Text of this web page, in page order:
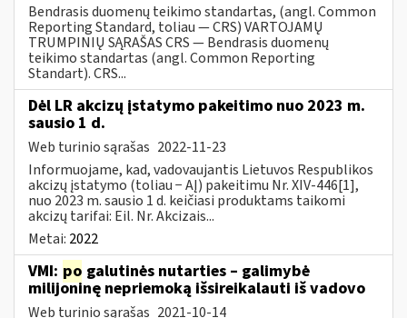
Bendrasis duomenų teikimo standartas, (angl. Common
Reporting Standard, toliau — CRS) VARTOJAMŲ
TRUMPINIŲ SĄRAŠAS CRS — Bendrasis duomenų
teikimo standartas (angl. Common Reporting
Standart). CRS...
Dėl LR akcizų įstatymo pakeitimo nuo 2023 m.
sausio 1 d.
Web turinio sąrašas 2022-11-23
Informuojame, kad, vadovaujantis Lietuvos Respublikos
akcizų įstatymo (toliau − AĮ) pakeitimu Nr. XIV-446[1],
nuo 2023 m. sausio 1 d. keičiasi produktams taikomi
akcizų tarifai: Eil. Nr. Akcizais...
Metai: 2022
VMI: po galutinės nutarties – galimybė
milijoninę nepriemoką išsireikalauti iš vadovo
Web turinio sąrašas 2021-10-14